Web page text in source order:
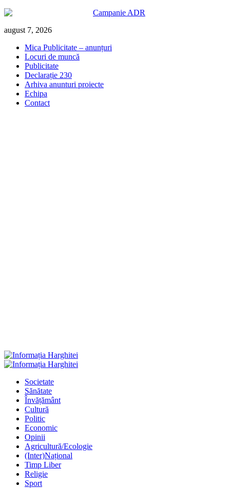
Skip
content
august 7, 2026
Mica Publicitate – anunțuri
Locuri de muncă
Publicitate
Declarație 230
Arhiva anunturi proiecte
Echipa
Contact
Primary
Societate
Sănătate
Învățământ
Cultură
Politic
Economic
Opinii
Agricultură/Ecologie
(Inter)Național
Timp Liber
Religie
Sport